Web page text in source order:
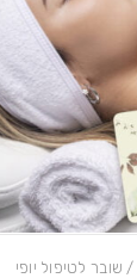
/ שובר לטיפול יופי